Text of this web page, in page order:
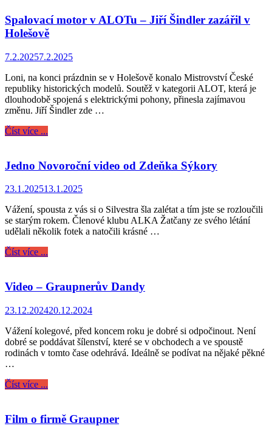
Spalovací motor v ALOTu – Jiří Šindler zazářil v
Holešově
7.2.20257.2.2025
Loni, na konci prázdnin se v Holešově konalo Mistrovství České
republiky historických modelů. Soutěž v kategorii ALOT, která je
dlouhodobě spojená s elektrickými pohony, přinesla zajímavou
změnu. Jiří Šindler zde …
Číst více ...
Jedno Novoroční video od Zdeňka Sýkory
23.1.202513.1.2025
Vážení, spousta z vás si o Silvestra šla zalétat a tím jste se rozloučili
se starým rokem. Členové klubu ALKA Žatčany ze svého létání
udělali několik fotek a natočili krásné …
Číst více ...
Video – Graupnerův Dandy
23.12.202420.12.2024
Vážení kolegové, před koncem roku je dobré si odpočinout. Není
dobré se poddávat šílenství, které se v obchodech a ve spoustě
rodinách v tomto čase odehrává. Ideálně se podívat na nějaké pěkné
…
Číst více ...
Film o firmě Graupner